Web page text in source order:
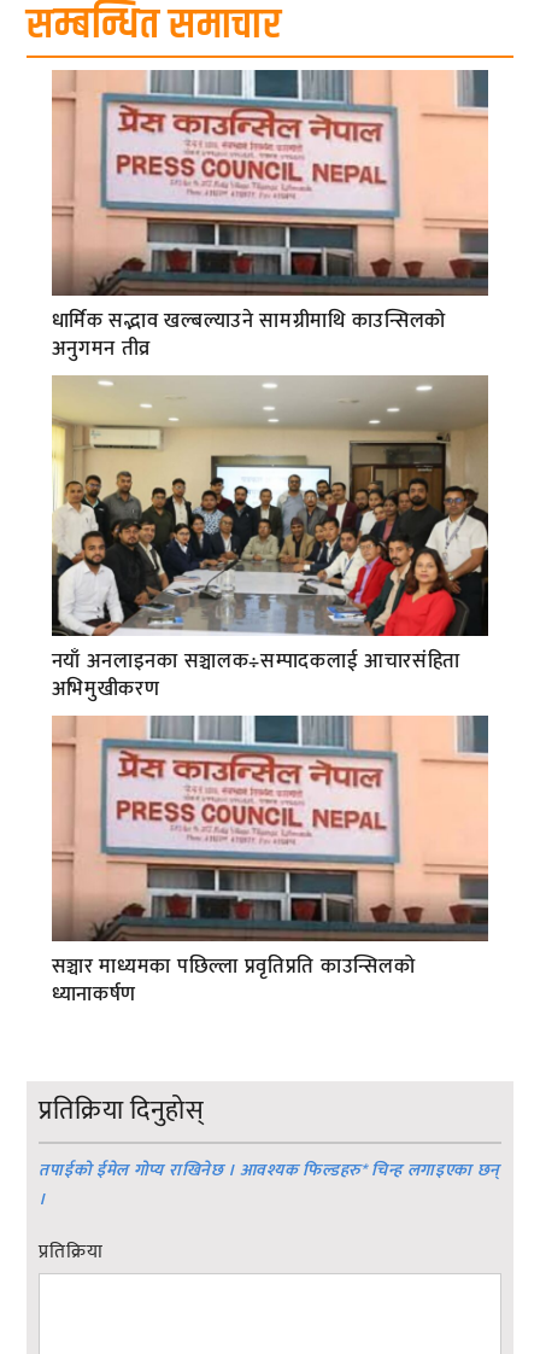
सम्बन्धित समाचार
धार्मिक सद्भाव खल्बल्याउने सामग्रीमाथि काउन्सिलको
अनुगमन तीव्र
नयाँ अनलाइनका सञ्चालक÷सम्पादकलाई आचारसंहिता
अभिमुखीकरण
सञ्चार माध्यमका पछिल्ला प्रवृतिप्रति काउन्सिलको
ध्यानाकर्षण
प्रतिक्रिया दिनुहोस्
तपाईको ईमेल गोप्य राखिनेछ । आवश्यक फिल्डहरु*चिन्ह लगाइएका छन्
।
प्रतिक्रिया